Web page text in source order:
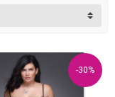
-30%